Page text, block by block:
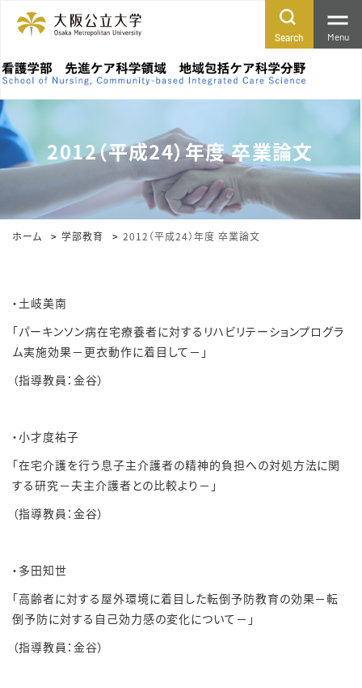
Search Menu
2012（平成24）年度 卒業論文
ホーム 学部教育 2012（平成24）年度 卒業論文
・土岐美南
「パーキンソン病在宅療養者に対するリハビリテーションプログラ
ム実施効果－更衣動作に着目して－」
（指導教員：金谷）
・小才度祐子
「在宅介護を行う息子主介護者の精神的負担への対処方法に関
する研究－夫主介護者との比較より－」
（指導教員：金谷）
・多田知世
「高齢者に対する屋外環境に着目した転倒予防教育の効果－転
倒予防に対する自己効力感の変化について－」
（指導教員：金谷）